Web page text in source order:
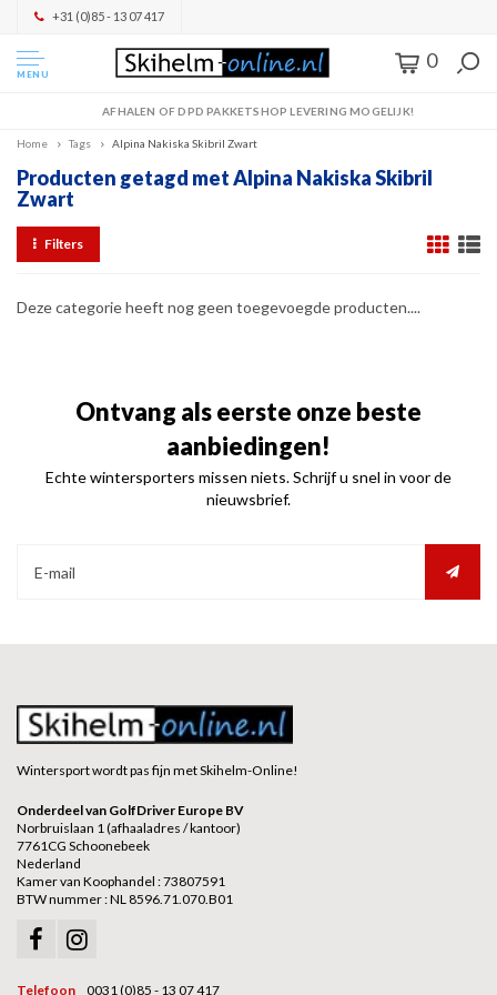
+31 (0)85 - 13 07 417
MENU
0
AFHALEN OF DPD PAKKETSHOP LEVERING MOGELIJK!
Home Tags Alpina Nakiska Skibril Zwart
Producten getagd met Alpina Nakiska Skibril
Zwart
Filters
Deze categorie heeft nog geen toegevoegde producten....
Ontvang als eerste onze beste
aanbiedingen!
Echte wintersporters missen niets. Schrijf u snel in voor de
nieuwsbrief.
Wintersport wordt pas fijn met Skihelm-Online!
Onderdeel van GolfDriver Europe BV
Norbruislaan 1 (afhaaladres / kantoor)
7761CG Schoonebeek
Nederland
Kamer van Koophandel : 73807591
BTW nummer : NL 8596.71.070.B01
Telefoon 0031 (0)85 - 13 07 417